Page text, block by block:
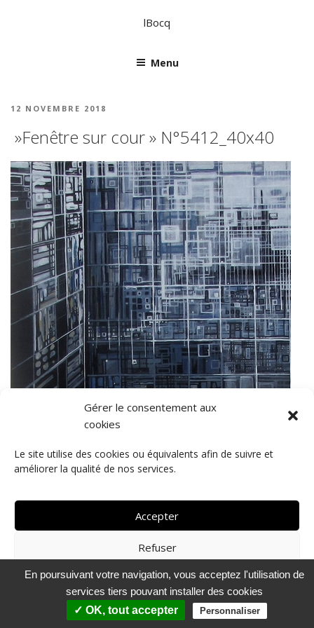
Gérer le consentement aux
cookies
Le site utilise des cookies ou équivalents afin de suivre et
améliorer la qualité de nos services.
Accepter
Refuser
Voir les préférences
Politique de confidentialité
lBocq
Menu
12 NOVEMBRE 2018
»Fenêtre sur cour » N°5412_40x40
© 2018 - lBocq - Artiste peintre
Mentions légales-Gestion des cookies RGPD
En poursuivant votre navigation, vous acceptez l'utilisation de
services tiers pouvant installer des cookies
✓ OK, tout accepter
Personnaliser